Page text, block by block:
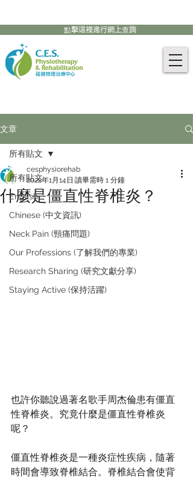
點擊這裡進行網上查詢
文章
所有貼文
English
Chinese (中文資訊)
Neck Pain (頸痛問題)
Our Professions (了解我們的專業)
Research Sharing (研究文獻分享)
Staying Active (保持活躍)
所有貼文
什麼是僵直性脊椎炎？
cesphysiorehab
2022年1月14日 讀畢需時 1 分鐘
也許你聽說過著名歌手周杰倫患有僵直
性脊椎炎。究竟什麼是僵直性脊椎炎
呢 ？
僵直性脊椎炎是一種炎症性疾病，隨著
時間會導致脊椎結合。脊椎結合會使背